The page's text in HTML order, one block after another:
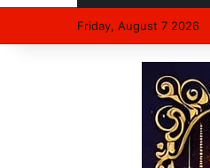
Friday, August 7 2026